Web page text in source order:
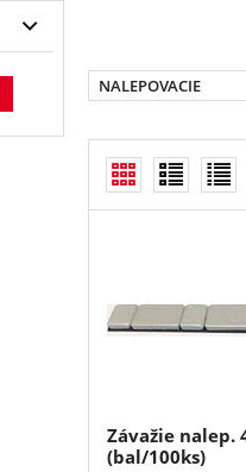
NALEPOVACIE
Závažie nalep.
(bal/100ks)